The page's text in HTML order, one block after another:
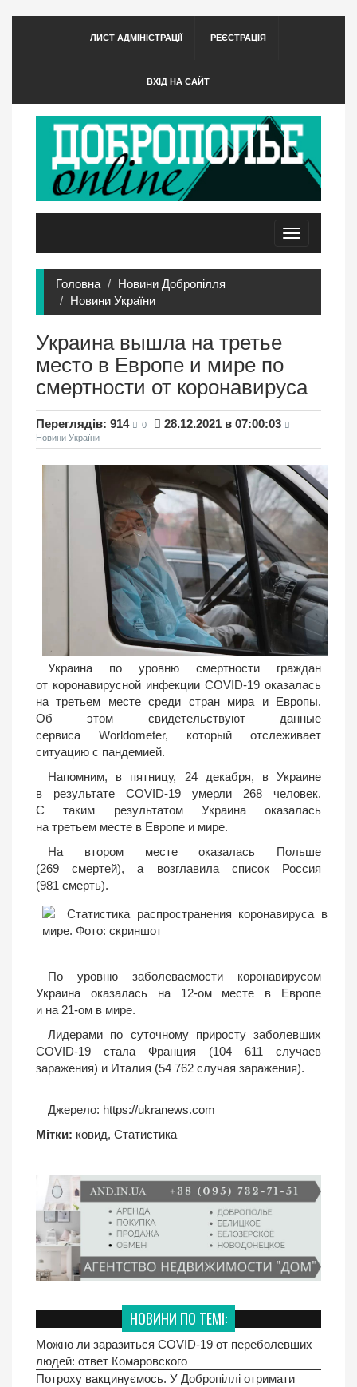
ЛИСТ АДМІНІСТРАЦІЇ РЕЄСТРАЦІЯ
ВХІД НА САЙТ
Toggle
navigation
Головна
Новини Добропілля
Новини України
Украина вышла на третье
место в Европе и мире по
смертности от коронавируса
Переглядів: 914 0 28.12.2021 в 07:00:03
Новини України
Украина по уровню смертности граждан
от коронавирусной инфекции COVID-19 оказалась
на третьем месте среди стран мира и Европы.
Об этом свидетельствуют данные
сервиса Worldometer, который отслеживает
ситуацию с пандемией.
Напомним, в пятницу, 24 декабря, в Украине
в результате COVID-19 умерли 268 человек.
С таким результатом Украина оказалась
на третьем месте в Европе и мире.
На втором месте оказалась Польше
(269 смертей), а возглавила список Россия
(981 смерть).
По уровню заболеваемости коронавирусом
Украина оказалась на 12-ом месте в Европе
и на 21-ом в мире.
Лидерами по суточному приросту заболевших
COVID-19 стала Франция (104 611 случаев
заражения) и Италия (54 762 случая заражения).
Джерело: https://ukranews.com
Мітки: ковид, Статистика
НОВИНИ ПО ТЕМІ:
Можно ли заразиться COVID-19 от переболевших
людей: ответ Комаровского
Потроху вакцинуємось. У Добропіллі отримати